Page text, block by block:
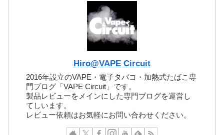
Hiro@VAPE Circuit
2016年設立のVAPE・電子タバコ・加熱式たばこ専
門ブログ「VAPE Circuit」です。
製品レビューをメインにした専門ブログを運営し
てしいます。
レビュー依頼はお気軽にお問い合わせください。